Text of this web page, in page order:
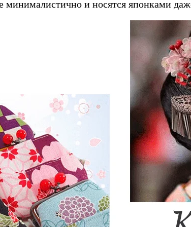
минималистично и носятся японками